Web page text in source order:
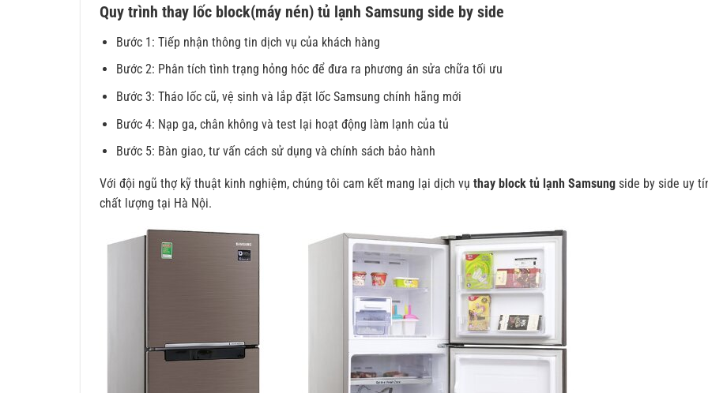
Quy trình thay lốc block(máy nén) tủ lạnh Samsung side by side
Bước 1: Tiếp nhận thông tin dịch vụ của khách hàng
Bước 2: Phân tích tình trạng hỏng hóc để đưa ra phương án sửa chữa tối ưu
Bước 3: Tháo lốc cũ, vệ sinh và lắp đặt lốc Samsung chính hãng mới
Bước 4: Nạp ga, chân không và test lại hoạt động làm lạnh của tủ
Bước 5: Bàn giao, tư vấn cách sử dụng và chính sách bảo hành
Với đội ngũ thợ kỹ thuật kinh nghiệm, chúng tôi cam kết mang lại dịch vụ thay block tủ lạnh Samsung side by side uy
chất lượng tại Hà Nội.